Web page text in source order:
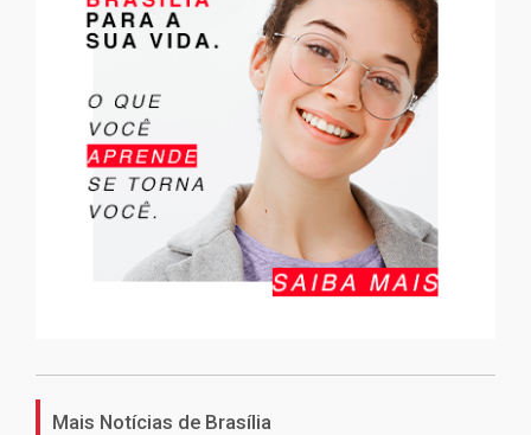
Mais Notícias de Brasília